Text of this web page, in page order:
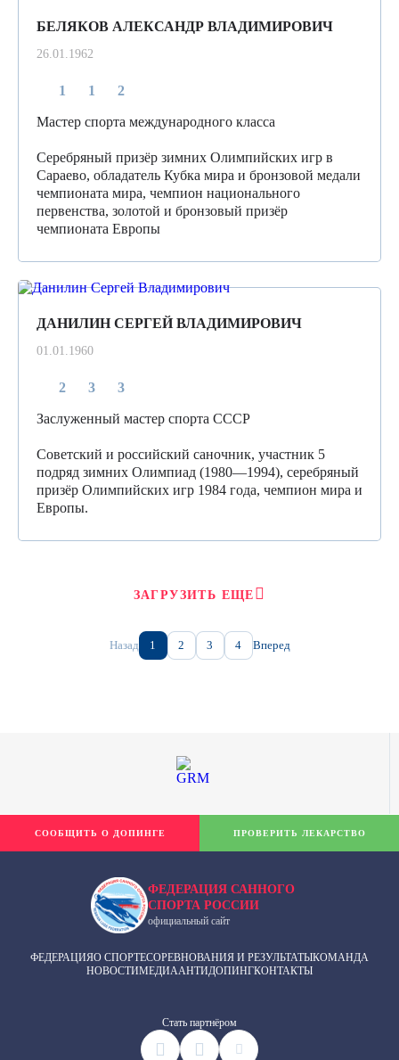
БЕЛЯКОВ АЛЕКСАНДР ВЛАДИМИРОВИЧ
26.01.1962
1 1 2
Мастер спорта международного класса
Серебряный призёр зимних Олимпийских игр в
Сараево, обладатель Кубка мира и бронзовой медали
чемпионата мира, чемпион национального
первенства, золотой и бронзовый призёр
чемпионата Европы
ДАНИЛИН СЕРГЕЙ ВЛАДИМИРОВИЧ
01.01.1960
2 3 3
Заслуженный мастер спорта СССР
Cоветский и российский саночник, участник 5
подряд зимних Олимпиад (1980—1994), серебряный
призёр Олимпийских игр 1984 года, чемпион мира и
Европы.
ЗАГРУЗИТЬ ЕЩЕ
Назад 1 2 3 4 Вперед
ФЕДЕРАЦИЯ САННОГО
СПОРТА РОССИИ
официальный сайт
ФЕДЕРАЦИЯО СПОРТЕСОРЕВНОВАНИЯ И РЕЗУЛЬТАТЫКОМАНДА
НОВОСТИМЕДИААНТИДОПИНГКОНТАКТЫ
Cтать партнёром
СООБЩИТЬ О ДОПИНГЕ ПРОВЕРИТЬ ЛЕКАРСТВО